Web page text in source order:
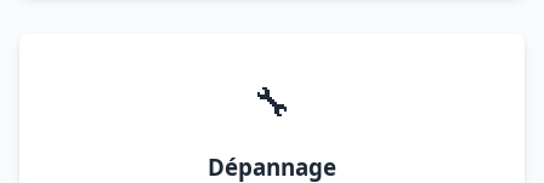
🔧
Dépannage